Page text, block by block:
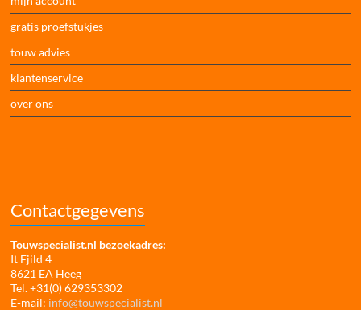
gratis proefstukjes
touw advies
klantenservice
over ons
Contactgegevens
Touwspecialist.nl bezoekadres:
It Fjild 4
8621 EA Heeg
Tel. +31(0) 629353302
E-mail: info@touwspecialist.nl